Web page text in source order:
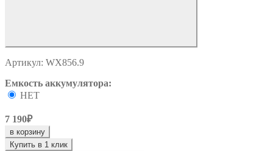
Артикул: WX856.9
Емкость аккумулятора:
НЕТ
7 190₽
в корзину
Купить в 1 клик